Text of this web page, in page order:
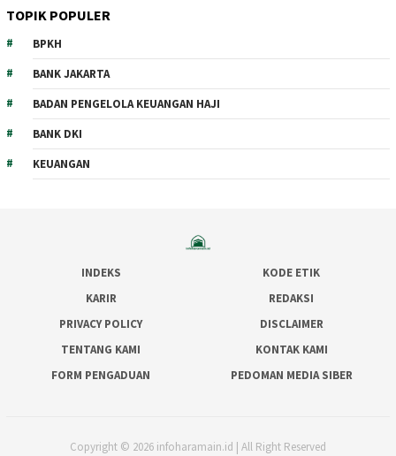
TOPIK POPULER
BPKH
BANK JAKARTA
BADAN PENGELOLA KEUANGAN HAJI
BANK DKI
KEUANGAN
INDEKS
KODE ETIK
KARIR
REDAKSI
PRIVACY POLICY
DISCLAIMER
TENTANG KAMI
KONTAK KAMI
FORM PENGADUAN
PEDOMAN MEDIA SIBER
Copyright © 2026 infoharamain.id | All Right Reserved